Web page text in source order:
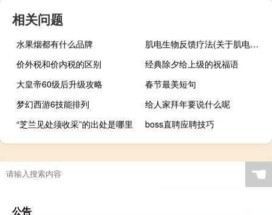
相关问题
水果烟都有什么品牌
肌电生物反馈疗法(关于肌电生物反馈疗法简述)
价外税和价内税的区别
经典除夕给上级的祝福语
大皇帝60级后升级攻略
春节最美短句
梦幻西游6技能排列
给人家拜年要说什么呢
“芝兰见处须收采”的出处是哪里
boss直聘应聘技巧
☚
公告